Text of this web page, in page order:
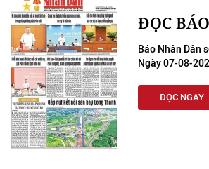
ĐỌC
Báo Nhân Dân
Ngày 07-08-
ĐỌC NGAY